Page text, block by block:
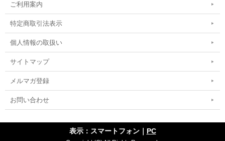
ご利用案内
特定商取引法表示
個人情報の取扱い
サイトマップ
メルマガ登録
お問い合わせ
表示：スマートフォン｜ PC